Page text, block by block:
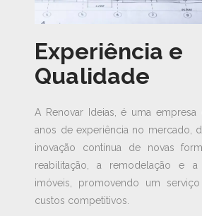
Experiência e
Qualidade
A Renovar Ideias, é uma
anos de experiência no mercado,
inovação contínua de novas
reabilitação, a remodelação e a
imóveis, promovendo um
custos competitivos.